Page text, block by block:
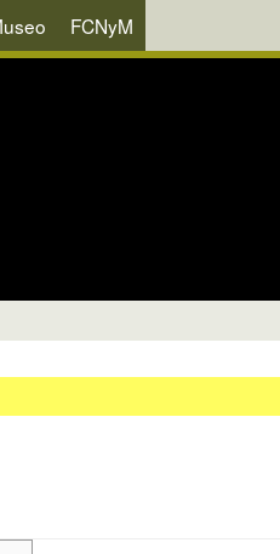
FCNyM